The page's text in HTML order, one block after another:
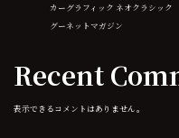
カーグラフィック ネオクラシック
グーネットマガジン
Recent
表示できるコメントはありません。